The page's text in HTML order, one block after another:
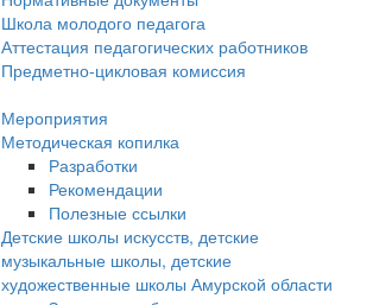
Школа молодого педагога
Аттестация педагогических работников
Предметно-цикловая комиссия
Мероприятия
Методическая копилка
Разработки
Рекомендации
Полезные ссылки
Детские школы искусств, детские
музыкальные школы, детские
художественные школы Амурской области